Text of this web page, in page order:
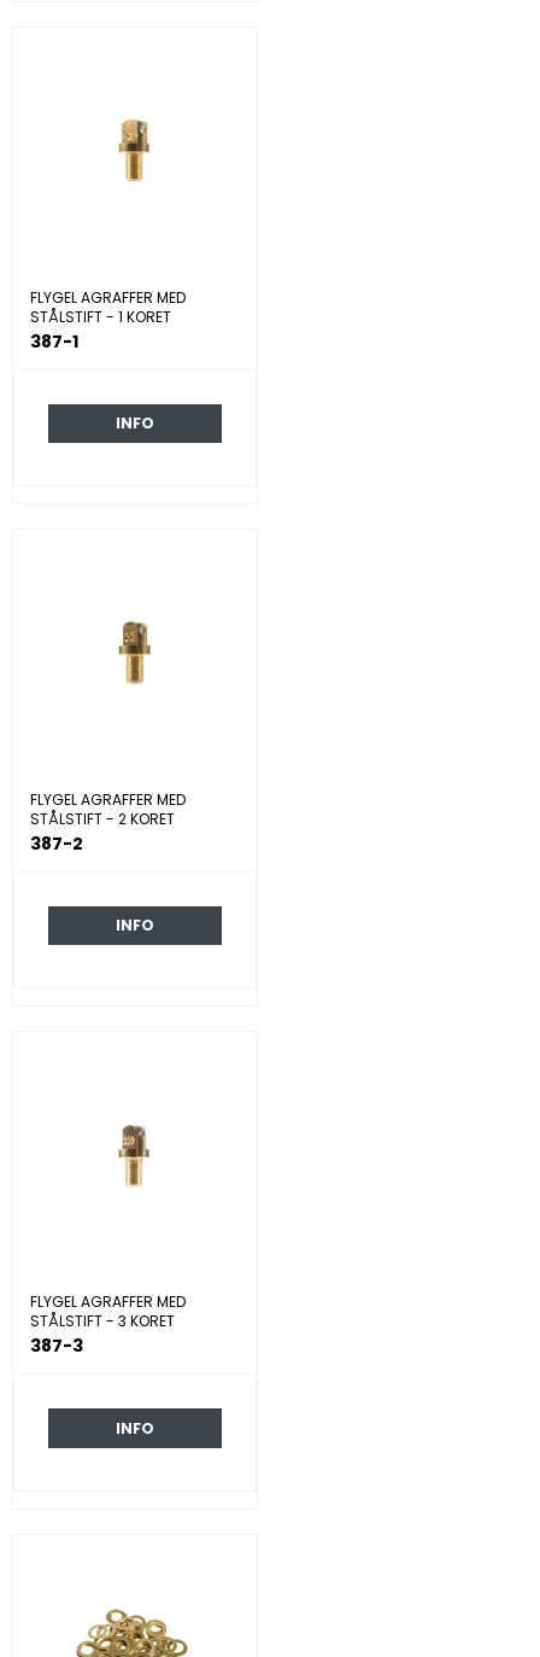
FLYGEL AGRAFFER MED
STÅLSTIFT - 1 KORET
387-1
INFO
FLYGEL AGRAFFER MED
STÅLSTIFT - 2 KORET
387-2
INFO
FLYGEL AGRAFFER MED
STÅLSTIFT - 3 KORET
387-3
INFO